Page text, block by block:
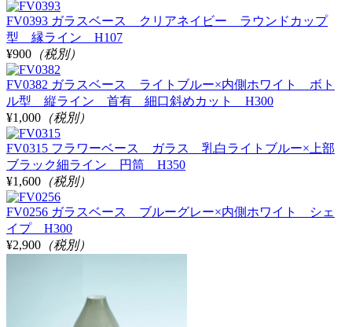
FV0393 ガラスベース クリアネイビー ラウンドカップ
型 縁ライン H107
¥900 （税別）
FV0382 ガラスベース ライトブルー×内側ホワイト ボト
ル型 縦ライン 首有 細口斜めカット H300
¥1,000 （税別）
FV0315 フラワーベース ガラス 乳白ライトブルー×上部
ブラック細ライン 円筒 H350
¥1,600 （税別）
FV0256 ガラスベース ブルーグレー×内側ホワイト シェ
イプ H300
¥2,900 （税別）